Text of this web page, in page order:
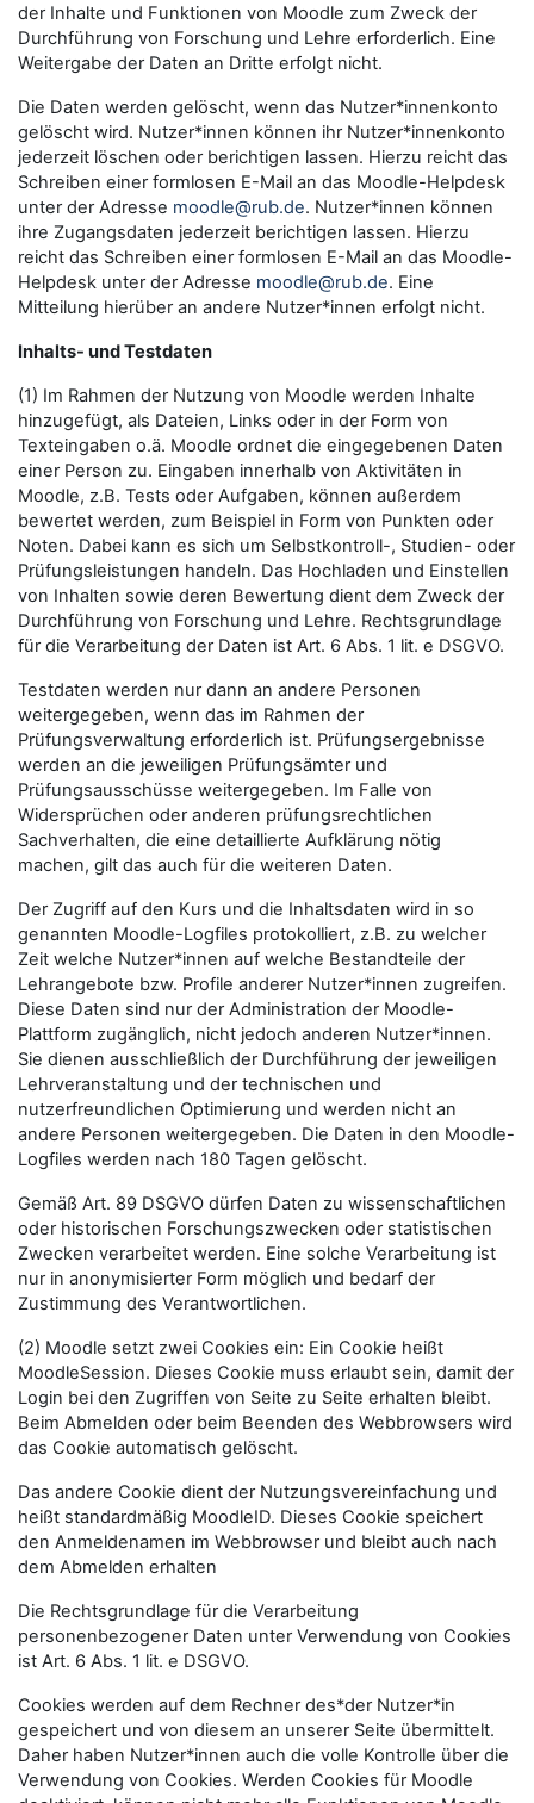
der Inhalte und Funktionen von Moodle zum Zweck der
Durchführung von Forschung und Lehre erforderlich. Eine
Weitergabe der Daten an Dritte erfolgt nicht.
Die Daten werden gelöscht, wenn das Nutzer*innenkonto
gelöscht wird. Nutzer*innen können ihr Nutzer*innenkonto
jederzeit löschen oder berichtigen lassen. Hierzu reicht das
Schreiben einer formlosen E-Mail an das Moodle-Helpdesk
unter der Adresse moodle@rub.de. Nutzer*innen können
ihre Zugangsdaten jederzeit berichtigen lassen. Hierzu
reicht das Schreiben einer formlosen E-Mail an das Moodle-
Helpdesk unter der Adresse moodle@rub.de. Eine
Mitteilung hierüber an andere Nutzer*innen erfolgt nicht.
Inhalts- und Testdaten
(1) Im Rahmen der Nutzung von Moodle werden Inhalte
hinzugefügt, als Dateien, Links oder in der Form von
Texteingaben o.ä. Moodle ordnet die eingegebenen Daten
einer Person zu. Eingaben innerhalb von Aktivitäten in
Moodle, z.B. Tests oder Aufgaben, können außerdem
bewertet werden, zum Beispiel in Form von Punkten oder
Noten. Dabei kann es sich um Selbstkontroll-, Studien- oder
Prüfungsleistungen handeln. Das Hochladen und Einstellen
von Inhalten sowie deren Bewertung dient dem Zweck der
Durchführung von Forschung und Lehre. Rechtsgrundlage
für die Verarbeitung der Daten ist Art. 6 Abs. 1 lit. e DSGVO.
Testdaten werden nur dann an andere Personen
weitergegeben, wenn das im Rahmen der
Prüfungsverwaltung erforderlich ist. Prüfungsergebnisse
werden an die jeweiligen Prüfungsämter und
Prüfungsausschüsse weitergegeben. Im Falle von
Widersprüchen oder anderen prüfungsrechtlichen
Sachverhalten, die eine detaillierte Aufklärung nötig
machen, gilt das auch für die weiteren Daten.
Der Zugriff auf den Kurs und die Inhaltsdaten wird in so
genannten Moodle-Logfiles protokolliert, z.B. zu welcher
Zeit welche Nutzer*innen auf welche Bestandteile der
Lehrangebote bzw. Profile anderer Nutzer*innen zugreifen.
Diese Daten sind nur der Administration der Moodle-
Plattform zugänglich, nicht jedoch anderen Nutzer*innen.
Sie dienen ausschließlich der Durchführung der jeweiligen
Lehrveranstaltung und der technischen und
nutzerfreundlichen Optimierung und werden nicht an
andere Personen weitergegeben. Die Daten in den Moodle-
Logfiles werden nach 180 Tagen gelöscht.
Gemäß Art. 89 DSGVO dürfen Daten zu wissenschaftlichen
oder historischen Forschungszwecken oder statistischen
Zwecken verarbeitet werden. Eine solche Verarbeitung ist
nur in anonymisierter Form möglich und bedarf der
Zustimmung des Verantwortlichen.
(2) Moodle setzt zwei Cookies ein: Ein Cookie heißt
MoodleSession. Dieses Cookie muss erlaubt sein, damit der
Login bei den Zugriffen von Seite zu Seite erhalten bleibt.
Beim Abmelden oder beim Beenden des Webbrowsers wird
das Cookie automatisch gelöscht.
Das andere Cookie dient der Nutzungsvereinfachung und
heißt standardmäßig MoodleID. Dieses Cookie speichert
den Anmeldenamen im Webbrowser und bleibt auch nach
dem Abmelden erhalten
Die Rechtsgrundlage für die Verarbeitung
personenbezogener Daten unter Verwendung von Cookies
ist Art. 6 Abs. 1 lit. e DSGVO.
Cookies werden auf dem Rechner des*der Nutzer*in
gespeichert und von diesem an unserer Seite übermittelt.
Daher haben Nutzer*innen auch die volle Kontrolle über die
Verwendung von Cookies. Werden Cookies für Moodle